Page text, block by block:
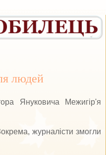
людей
Януковича Межигір'я
журналісти змогли